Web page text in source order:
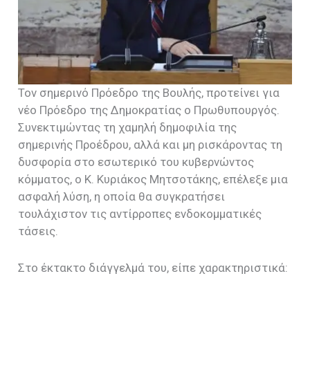
Τον σημερινό Πρόεδρο της Βουλής, προτείνει για
νέο Πρόεδρο της Δημοκρατίας ο Πρωθυπουργός.
Συνεκτιμώντας τη χαμηλή δημοφιλία της
σημερινής Προέδρου, αλλά και μη ρισκάροντας τη
δυσφορία στο εσωτερικό του κυβερνώντος
κόμματος, ο Κ. Κυριάκος Μητσοτάκης, επέλεξε μια
ασφαλή λύση, η οποία θα συγκρατήσει
τουλάχιστον τις αντίρροπες ενδοκομματικές
τάσεις.
Στο έκτακτο διάγγελμά του, είπε χαρακτηριστικά: